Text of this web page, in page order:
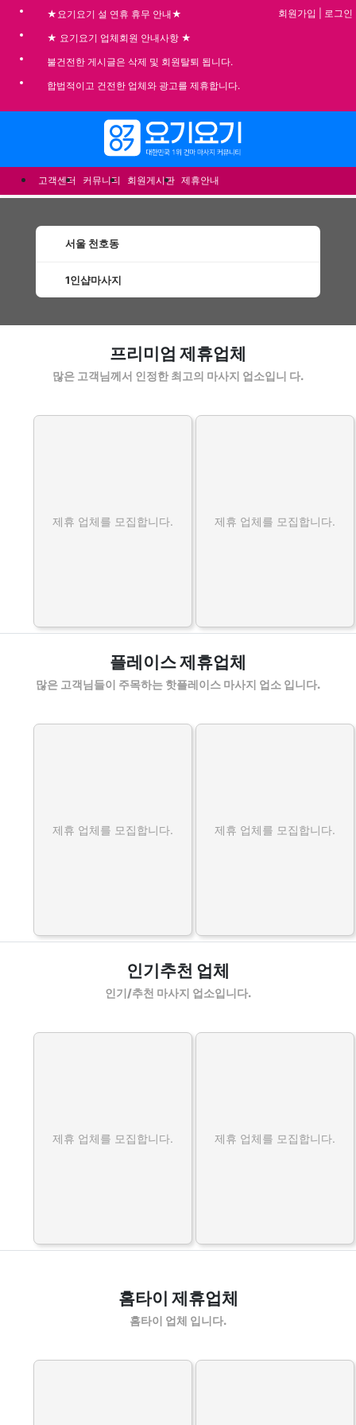
★요기요기 설 연휴 휴무 안내★
★ 요기요기 업체회원 안내사항 ★
불건전한 게시글은 삭제 및 회원탈퇴 됩니다.
합법적이고 건전한 업체와 광고를 제휴합니다.
회원가입 로그인
고객센터 커뮤니티 회원게시판 제휴안내
서울 천호동
1인샵마사지
프리미엄 제휴업체
많은 고객님께서 인정한 최고의 마사지 업소입니 다.
제휴 업체를 모집합니다. 제휴 업체를 모집합니다.
플레이스 제휴업체
많은 고객님들이 주목하는 핫플레이스 마사지 업소 입니다.
제휴 업체를 모집합니다. 제휴 업체를 모집합니다.
인기추천 업체
인기/추천 마사지 업소입니다.
제휴 업체를 모집합니다. 제휴 업체를 모집합니다.
홈타이 제휴업체
홈타이 업체 입니다.